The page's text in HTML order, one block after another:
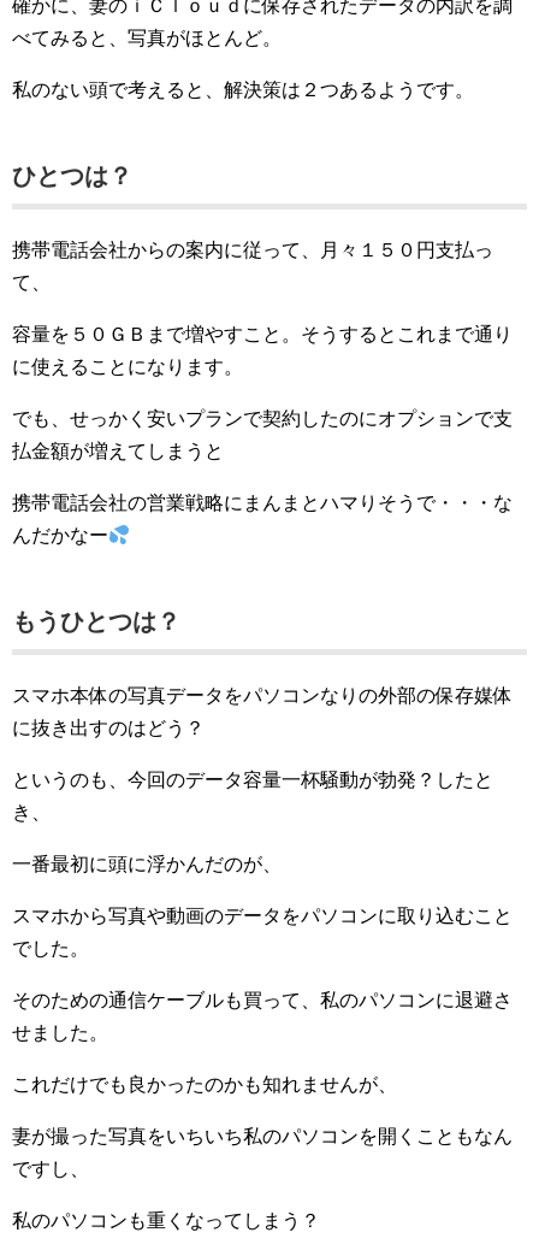
確かに、妻のｉＣｌｏｕｄに保存されたデータの内訳を調
べてみると、写真がほとんど。
私のない頭で考えると、解決策は２つあるようです。
ひとつは？
携帯電話会社からの案内に従って、月々１５０円支払っ
て、
容量を５０ＧＢまで増やすこと。そうするとこれまで通り
に使えることになります。
でも、せっかく安いプランで契約したのにオプションで支
払金額が増えてしまうと
携帯電話会社の営業戦略にまんまとハマりそうで・・・な
んだかなー
もうひとつは？
スマホ本体の写真データをパソコンなりの外部の保存媒体
に抜き出すのはどう？
というのも、今回のデータ容量一杯騒動が勃発？したと
き、
一番最初に頭に浮かんだのが、
スマホから写真や動画のデータをパソコンに取り込むこと
でした。
そのための通信ケーブルも買って、私のパソコンに退避さ
せました。
これだけでも良かったのかも知れませんが、
妻が撮った写真をいちいち私のパソコンを開くこともなん
ですし、
私のパソコンも重くなってしまう？